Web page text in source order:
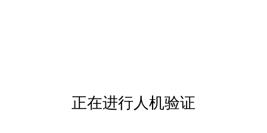
正在进行人机验证